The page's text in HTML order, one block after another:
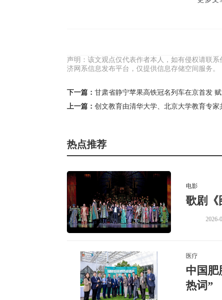
声明：该文观点仅代表作者本人，如有侵权请联
济网系信息发布平台，仅提供信息存储空间服务。
下一篇： 甘肃省静宁苹果高铁冠名列车在京首发
上一篇： 创文教育由清华大学、北京大学教育专
热点推荐
电影
歌剧《
2026-
医疗
中国肥
热词”